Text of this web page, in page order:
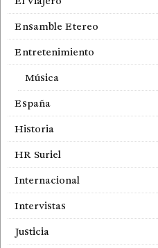
Ensamble Etereo
Entretenimiento
Música
España
Historia
HR Suriel
Internacional
Intervistas
Justicia